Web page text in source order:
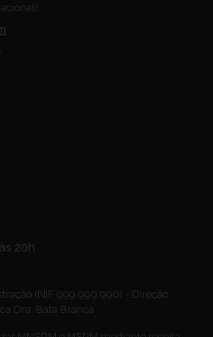
20h
(NIF 999 999 990) - Direção
Dra. Bata Branca